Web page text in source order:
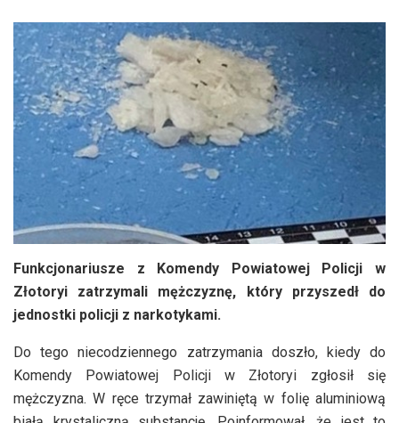
Funkcjonariusze z Komendy Powiatowej Policji w
Złotoryi zatrzymali mężczyznę, który przyszedł do
jednostki policji z narkotykami.
Do tego niecodziennego zatrzymania doszło, kiedy do
Komendy Powiatowej Policji w Złotoryi zgłosił się
mężczyzna. W ręce trzymał zawiniętą w folię aluminiową